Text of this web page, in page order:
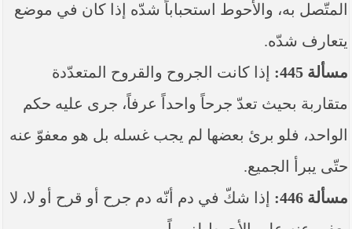
المتّصل به، والأحوط استحباباً شدّه إذا كان في موضع
يتعارف شدّه.
مسألة 445:
إذا كانت الجروح والقروح المتعدّدة
متقاربة بحيث تعدّ جرحاً واحداً عرفاً، جرى عليه حكم
الواحد، فلو برئ بعضها لم يجب غسله بل هو معفوّ عنه
حتّى يبرأ الجميع.
مسألة 446:
إذا شكّ في دم أنّه دم جرح أو قرح أو لا، لا